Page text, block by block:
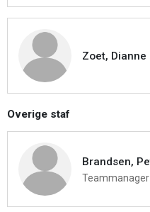
Zoet, Dianne
Overige staf
Brandsen,
Teammanager